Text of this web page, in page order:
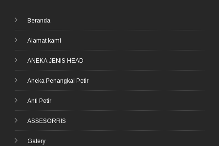
Beranda
Alamat kami
ANEKA JENIS HEAD
Aneka Penangkal Petir
Anti Petir
ASSESORRIS
Galery